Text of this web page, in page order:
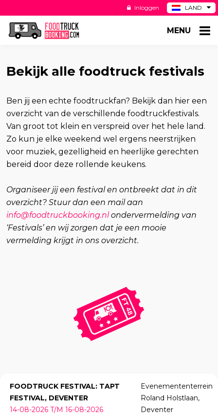
LAND
DE
Inloggen
MENU
Bekijk alle foodtruck festivals
Ben jij een echte foodtruckfan? Bekijk dan hier een
overzicht van de verschillende foodtruckfestivals.
Van groot tot klein en verspreid over het hele land.
Zo kun je elke weekend wel ergens neerstrijken
voor muziek, gezelligheid en heerlijke gerechten
bereid door deze rollende keukens.
Organiseer jij een festival en ontbreekt dat in dit
overzicht? Stuur dan een mail aan
info@foodtruckbooking.nl ondervermelding van
‘Festivals’ en wij zorgen dat je een mooie
vermelding krijgt in ons overzicht.
FOODTRUCK FESTIVAL: TAPT
FESTIVAL, DEVENTER
14-08-2026 T/M 16-08-2026
Evenemententerrein
Roland Holstlaan,
Deventer